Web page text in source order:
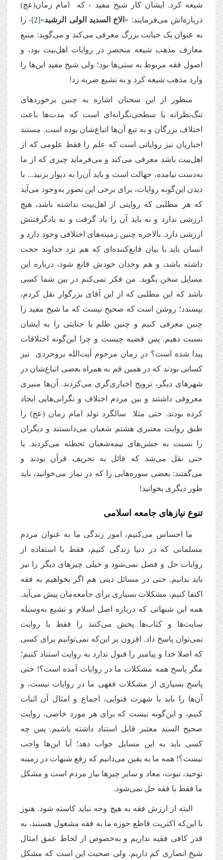
شیعه کرد. ایشان کار شیخ مفید - که امام زمان(عج)
درباره‌اش می‌فرمایند: « الاخ السدید الولی الرشید»
[2]- را
به عنوان یک خیانت بزرگ معرفی می‌کند و می‌گوید: منبع
معارف مذهب شیعه منحصر در روایات اهل‌بیت بود، و
اصول فقه مربوط به سنی‌ها بود؛ ولی شیخ مفید این‌ها را
وارد مذهب شیعه کرد و به تشیع ضربه زد!
منظور از این سخنان اشاره به چنین برخوردهای
تنگ‌نظرانه یا سطحی‌نگرانه‌ای است که مدت‌ها باعث
اختلاف بزرگان و به تبع آن‌ها اتباع‌شان بوده است. مستند
اخباریان نیز روایاتی است که علم را فقط علومی که از
اهل‌بیت باشد معرفی می‌کند و می‌فرماید چیزی که از ما
به‌دست نیامده، جهالت است و باید آن‌را به دیوار بزنید... با
دیدن این‌گونه روایات،‌ برای برخی این تصور به‌وجود می‌آید
که هر مطلبی که روایتی از اهل‌بیت نداشته باشد، هیچ
ارزشی ندارد و نه باید آن را یاد گرفت و نه یادگرفتنش
ارزشی دارد. بالاخره چنین زمینه‌های اختلافی وجود دارد و
انسان باید با بیان قانع‌کننده‌ای که هم نزد خداوند حجت
داشته باشد، و هم وجدان خودش قانع شود، درباره این
مسایل سخن بگوید. من فکر نمی‌کنم در بین شما کسی
باشد که این مطلبی که از این آقای بزرگوار نقل کردم،
بپسندد؛ روشن است که صحیح نیست که ما شیخ مفید را
چنین معرفی کنیم و چنین ظلم یا جنایتی را به ایشان
نسبت دهیم. پس قضیه چیست و چرا این‌گونه اختلافات
پیدا شده است؟ در زمان مرحوم آیت‌الله بروجردی نیز
کسانی بودند که در همین قم به همراه بعضی اتباع‌شان در
شهرهای دیگر، ترویج اخباری‌گری می‌کردند. آن‌ها منبری
معروفی داشتند و بین مردم اختلاف و نگرانی‌هایی ایجاد
کرده بودند. حتی مثلا سالگرد تولد امام زمان (عج) را
طبق روایت معتبری هشتم شعبان می‌دانستند و دیگران
را نسبت به جشن‌های نیمه‌شعبان تخطئه می‌کردند. یا
حتی نقل می‌شد که قائل به تحریف قرآن بودند و
می‌گفتند: بعضی سور‌ه‌هایی را که در نماز می‌خوانید، باید
طور دیگری بخوانید!
تنوع نیازهای جامعه اسلامی
ما احساس می‌کنیم، امور زندگی ما به عنوان مردم
مسلمانی که در دنیا زندگی کنیم، فقط با استفاده از
روایات حل و فصل نمی‌شود و خیلی چیزهای دیگر را نیز
باید بدانیم. حتی در مسائل دینی‌ هم اگر بخواهیم به فقه
اکتفا کنیم، مشکلات بسیاری برای جامعه‌مان پیش می‌آید.
همه این شبهاتی که درباره اصل اسلام و تشیع به‌وسیله
سایت‌ها و کتاب‌ها پخش می‌کنند را فقط با روایت
نمی‌توان پاسخ داد. افزون بر این‌که نمی‌توانیم برای کسی
که اصلا خدا و پیامبر را قبول ندارد به روایت استناد کنیم؛
مگر پاسخ همه مشکلات ما در روایات آمده است؟! حتى
پاسخ بسیاری از مشکلات‌ فقهی ‌ما در روایات نیست، و
آن‌ها را باید با شهرت فتوایی، اجماع و امثال آن اثبات
کنیم، و این‌گونه نیست که برای هر مورد خاصی، روایت
صحیح السند معتبر قابل استناد داشته باشیم. پس چه
کسی باید به این مسایل جواب دهد؛ آیا این‌ها واجب
نیست؟! همه ما به یقین می‌دانیم که رفع شبهات در زمینه
توحید، نبوت، معاد و سایر چیزها نیاز مردم است و مشکل
ما فقط با فقه حل نمی‌شود.
البته از ارزش فقه به هیچ وجه نباید کاسته شود. هنوز
با این‌که اکثریت قاطع حوزه ‌ما به فقه مشغول هستند، به
قدر کافی فقیه نداریم و به‌خصوص از لحاظ عمق امثال
شیخ انصاری کم داریم. ولی صحبت این است که مشکل